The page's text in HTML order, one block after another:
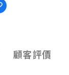
顧客評價